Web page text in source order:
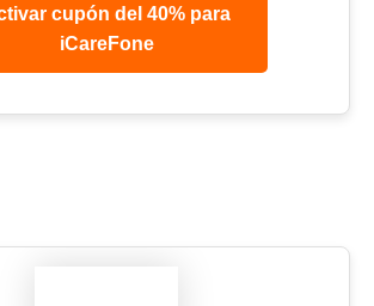
cupón del 40% para
iCareFone